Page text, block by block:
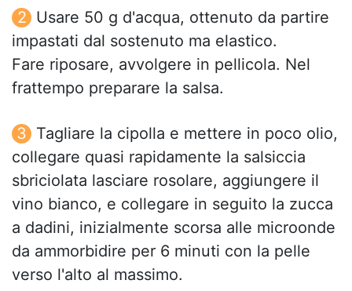
Usare 50 g d'acqua, ottenuto da partire
impastati dal sostenuto ma elastico.
Fare riposare, avvolgere in pellicola. Nel
frattempo preparare la salsa.
Tagliare la cipolla e mettere in poco olio,
collegare quasi rapidamente la salsiccia
sbriciolata lasciare rosolare, aggiungere il
vino bianco, e collegare in seguito la zucca
a dadini, inizialmente scorsa alle microonde
da ammorbidire per 6 minuti con la pelle
verso l'alto al massimo.